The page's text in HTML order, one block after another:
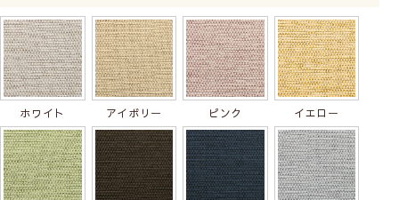
ホワイト アイボリー ピンク イエロー